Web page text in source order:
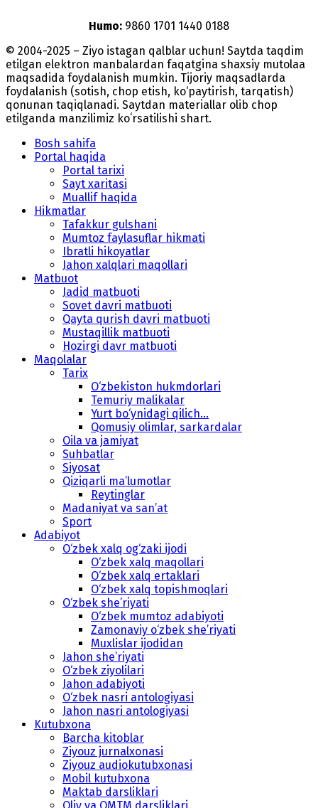
Humo: 9860 1701 1440 0188
© 2004-2025 – Ziyo istagan qalblar uchun! Saytda taqdim
etilgan elektron manbalardan faqatgina shaxsiy mutolaa
maqsadida foydalanish mumkin. Tijoriy maqsadlarda
foydalanish (sotish, chop etish, ko‘paytirish, tarqatish)
qonunan taqiqlanadi. Saytdan materiallar olib chop
etilganda manzilimiz koʻrsatilishi shart.
Bosh sahifa
Portal haqida
Portal tarixi
Sayt xaritasi
Muallif haqida
Hikmatlar
Tafakkur gulshani
Mumtoz faylasuflar hikmati
Ibratli hikoyatlar
Jahon xalqlari maqollari
Matbuot
Jadid matbuoti
Sovet davri matbuoti
Qayta qurish davri matbuoti
Mustaqillik matbuoti
Hozirgi davr matbuoti
Maqolalar
Tarix
O‘zbekiston hukmdorlari
Temuriy malikalar
Yurt bo‘ynidagi qilich...
Qomusiy olimlar, sarkardalar
Oila va jamiyat
Suhbatlar
Siyosat
Qiziqarli ma’lumotlar
Reytinglar
Madaniyat va san’at
Sport
Adabiyot
O‘zbek xalq og‘zaki ijodi
O‘zbek xalq maqollari
O‘zbek xalq ertaklari
O‘zbek xalq topishmoqlari
O‘zbek she’riyati
O‘zbek mumtoz adabiyoti
Zamonaviy o‘zbek she’riyati
Muxlislar ijodidan
Jahon she’riyati
O‘zbek ziyolilari
Jahon adabiyoti
O‘zbek nasri antologiyasi
Jahon nasri antologiyasi
Kutubxona
Barcha kitoblar
Ziyouz jurnalxonasi
Ziyouz audiokutubxonasi
Mobil kutubxona
Maktab darsliklari